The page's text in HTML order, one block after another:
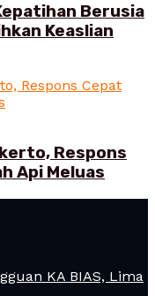
Berusia
Keaslian
Respons
Api Meluas